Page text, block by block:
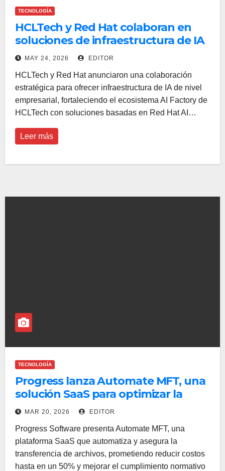
TECNOLOGÍA
HCLTech y Red Hat colaboran en
soluciones de infraestructura de IA
de nivel empresarial
MAY 24, 2026 EDITOR
HCLTech y Red Hat anunciaron una colaboración
estratégica para ofrecer infraestructura de IA de nivel
empresarial, fortaleciendo el ecosistema AI Factory de
HCLTech con soluciones basadas en Red Hat AI…
Leer más
TECNOLOGÍA
Progress lanza Automate MFT, una
solución SaaS para optimizar la
transferencia segura de archivos
MAR 20, 2026 EDITOR
Progress Software presenta Automate MFT, una
plataforma SaaS que automatiza y asegura la
transferencia de archivos, prometiendo reducir costos
hasta en un 50% y mejorar el cumplimiento normativo